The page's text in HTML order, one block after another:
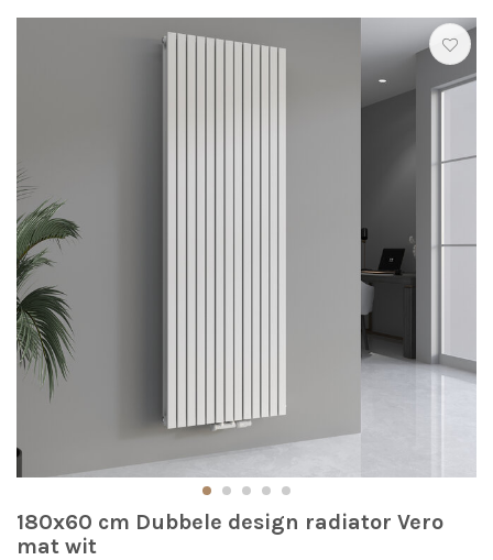
180x60 cm Dubbele design radiator Vero
mat wit